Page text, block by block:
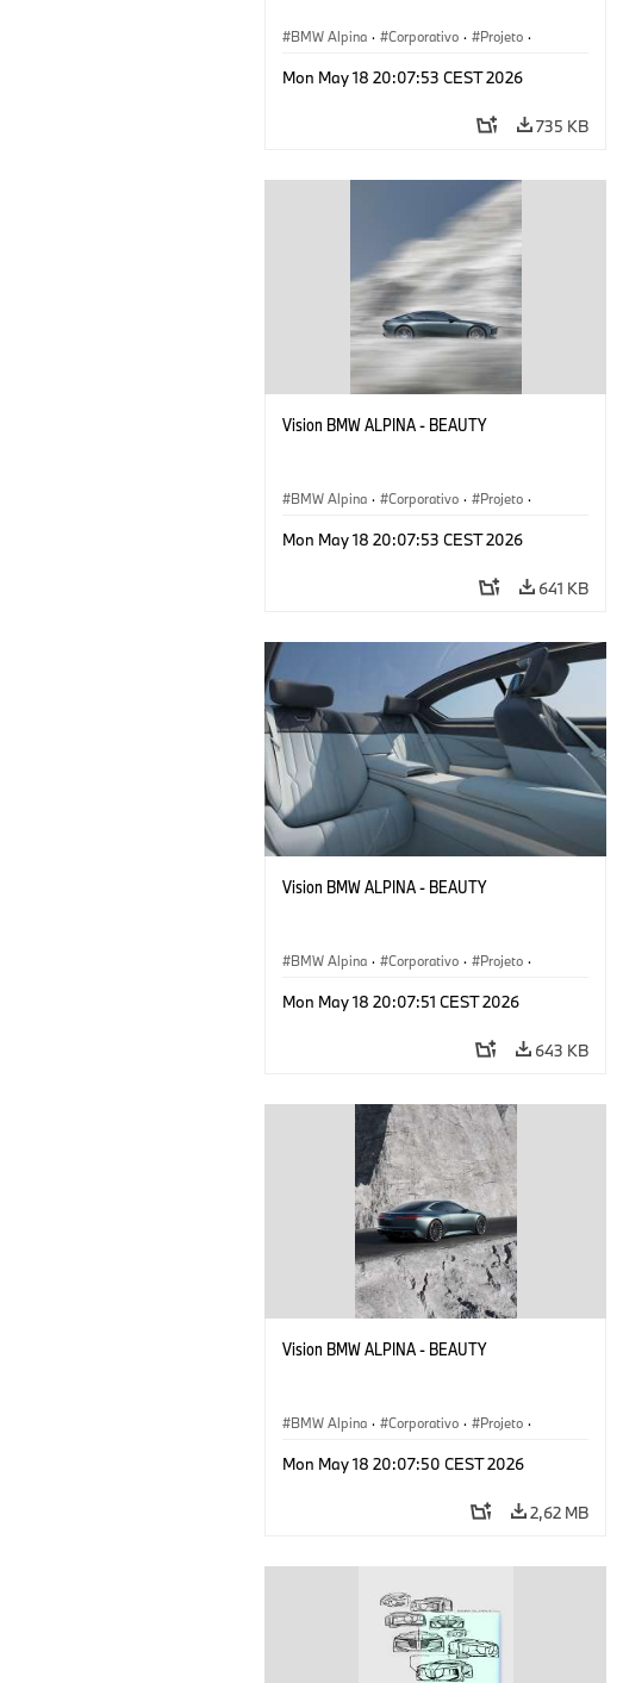
BMW Alpina · Corporativo · Projeto ·
Veículos conceito & Design
Mon May 18 20:07:53 CEST 2026
735 KB
Vision BMW ALPINA - BEAUTY
BMW Alpina · Corporativo · Projeto ·
Veículos conceito & Design
Mon May 18 20:07:53 CEST 2026
641 KB
Vision BMW ALPINA - BEAUTY
BMW Alpina · Corporativo · Projeto ·
Veículos conceito & Design
Mon May 18 20:07:51 CEST 2026
643 KB
Vision BMW ALPINA - BEAUTY
BMW Alpina · Corporativo · Projeto ·
Veículos conceito & Design
Mon May 18 20:07:50 CEST 2026
2,62 MB